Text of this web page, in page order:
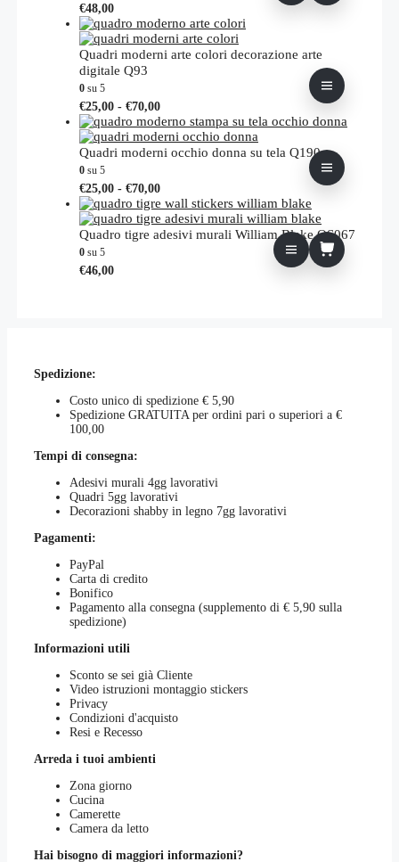
€48,00
Quadri moderni arte colori decorazione arte
digitale Q93
0 su 5
€25,00 - €70,00Fascia
di
prezzo:
da
€70,00
Questo
prodotto
ha
più
opzioni
possono
essere
scelte
Quadri moderni occhio donna su tela Q190
0 su 5
€25,00 - €70,00Fascia
di
prezzo:
da
Questo
prodotto
ha
più
Quadro tigre adesivi murali William Blake QS067
0 su 5
€46,00
Spedizione:
Costo unico di spedizione € 5,90
Spedizione GRATUITA per ordini pari o superiori a €
100,00
Tempi di consegna:
Adesivi murali 4gg lavorativi
Quadri 5gg lavorativi
Decorazioni shabby in legno 7gg lavorativi
Pagamenti:
PayPal
Carta di credito
Bonifico
Pagamento alla consegna (supplemento di € 5,90 sulla
spedizione)
Informazioni utili
Sconto se sei già Cliente
Video istruzioni montaggio stickers
Privacy
Condizioni d'acquisto
Resi e Recesso
Arreda i tuoi ambienti
Zona giorno
Cucina
Camerette
Camera da letto
Hai bisogno di maggiori informazioni?